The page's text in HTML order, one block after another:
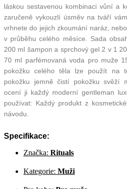
láskou sestavenou kombinaci vůní a
zaručeně vykouzlí úsměv na tváří
vrhnete do jejich zkoumání naráz,
v průběhu celého měsíce. Sada
200 ml šampon a sprchový gel 2 v 1
70 ml parfémovaná voda pro muže
pokožku celého těla lze použít na
pokožku jemně čistí pokožku svěží
ocení ji každý moderní gentleman
používat: Každý produkt z
návodu.
Specifikace:
Značka: Rituals
Kategorie: Muži